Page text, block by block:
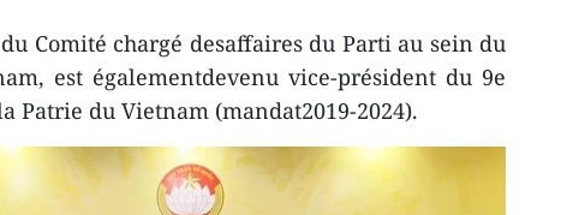
Comité chargé desaffaires du Parti au sein du
est égalementdevenu vice-président du 9e
Patrie du Vietnam (mandat2019-2024).